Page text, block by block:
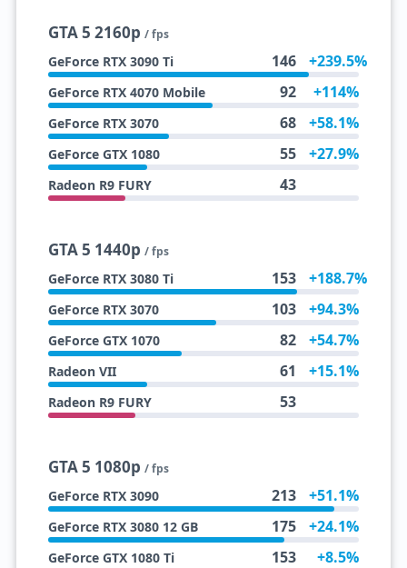
GTA 5 2160p / fps
GeForce RTX 3090 Ti 146 +239.5%
GeForce RTX 4070 Mobile 92 +114%
GeForce RTX 3070 68 +58.1%
GeForce GTX 1080 55 +27.9%
Radeon R9 FURY 43
GTA 5 1440p / fps
GeForce RTX 3080 Ti 153 +188.7%
GeForce RTX 3070 103 +94.3%
GeForce GTX 1070 82 +54.7%
Radeon VII 61 +15.1%
Radeon R9 FURY 53
GTA 5 1080p / fps
GeForce RTX 3090 213 +51.1%
GeForce RTX 3080 12 GB 175 +24.1%
GeForce GTX 1080 Ti 153 +8.5%